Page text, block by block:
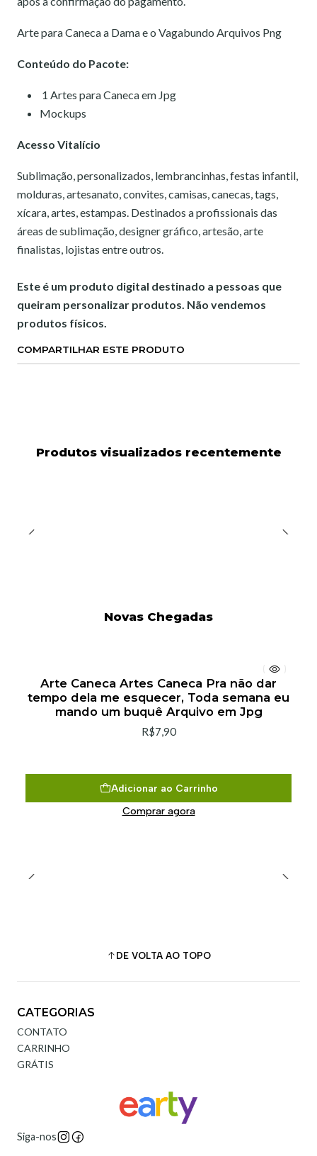
Arte para Caneca a Dama e o Vagabundo Arquivos Png
Conteúdo do Pacote:
1 Artes para Caneca em Jpg
Mockups
Acesso Vitalício
Sublimação, personalizados, lembrancinhas, festas infantil,
molduras, artesanato, convites, camisas, canecas, tags,
xícara, artes, estampas. Destinados a profissionais das
áreas de sublimação, designer gráfico, artesão, arte
finalistas, lojistas entre outros.
Este é um produto digital destinado a pessoas que
queiram personalizar produtos. Não vendemos
produtos físicos.
COMPARTILHAR ESTE PRODUTO
Produtos visualizados recentemente
Novas Chegadas
Arte Caneca Artes Caneca Pra não dar
tempo dela me esquecer, Toda semana eu
mando um buquê Arquivo em Jpg
R$7,90
Adicionar ao Carrinho
Comprar agora
DE VOLTA AO TOPO
CATEGORIAS
CONTATO
CARRINHO
GRÁTIS
Siga-nos